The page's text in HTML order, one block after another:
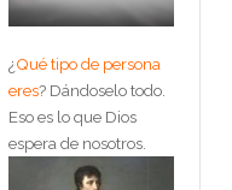
¿Qué tipo de persona
eres? Dándoselo todo.
Eso es lo que Dios
espera de nosotros.